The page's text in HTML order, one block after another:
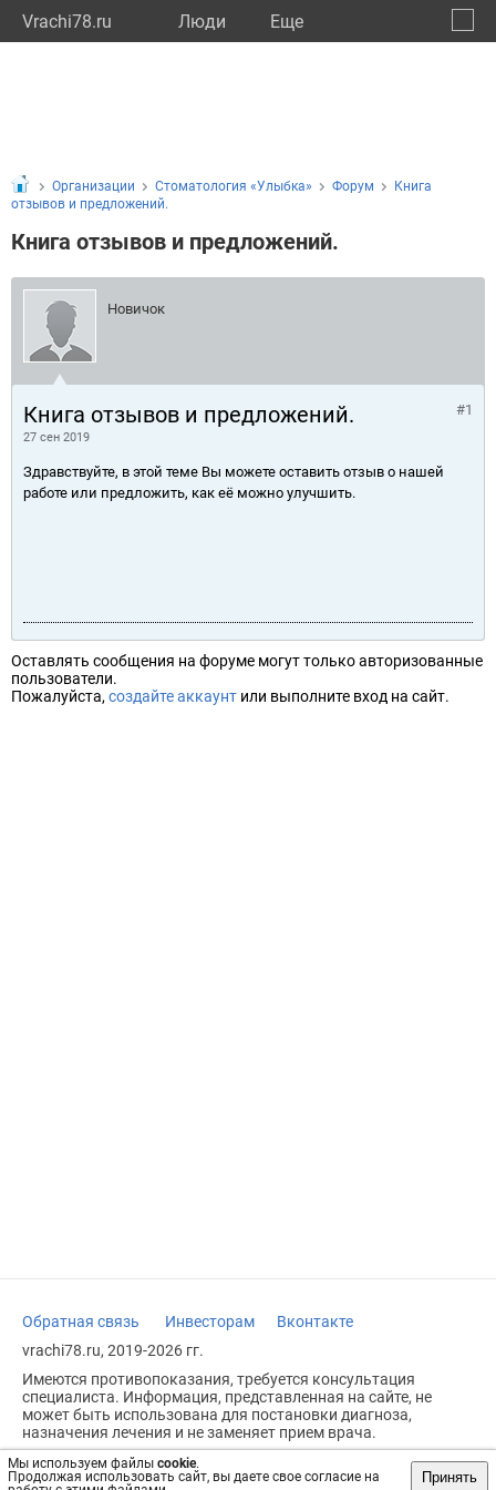
Vrachi78.ru Люди Eще
Мы используем файлы cookie.
Продолжая использовать сайт, вы даете свое согласие на
Принять
Организации Стоматология «Улыбка» Форум
Книга
отзывов и предложений.
Книга отзывов и предложений.
Новичок
Книга отзывов и предложений.
27 сен 2019
#1
Здравствуйте, в этой теме Вы можете оставить отзыв о нашей
работе или предложить, как её можно улучшить.
Оставлять сообщения на форуме могут только авторизованные
пользователи.
Пожалуйста, создайте аккаунт или выполните вход на сайт.
Обратная связь Инвесторам
Вконтакте
vrachi78.ru, 2019-2026 гг.
Имеются противопоказания, требуется консультация
специалиста. Информация, представленная на сайте, не
может быть использована для постановки диагноза,
назначения лечения и не заменяет прием врача.
Возрастное ограничение: 18+